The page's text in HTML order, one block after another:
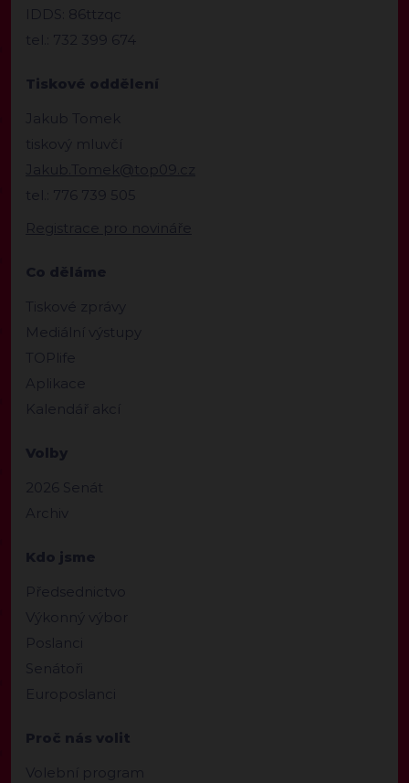
IDDS: 86ttzqc
tel.: 732 399 674
Tiskové oddělení
Jakub Tomek
tiskový mluvčí
Jakub.Tomek@top09.cz
tel.: 776 739 505
Registrace pro novináře
Co děláme
Tiskové zprávy
Mediální výstupy
TOPlife
Aplikace
Kalendář akcí
Volby
2026 Senát
Archiv
Kdo jsme
Předsednictvo
Výkonný výbor
Poslanci
Senátoři
Europoslanci
Proč nás volit
Volební program